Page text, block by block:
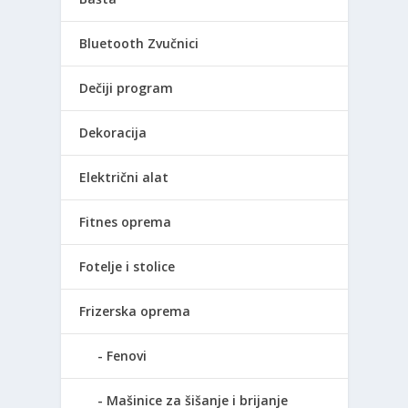
Bluetooth Zvučnici
Dečiji program
Dekoracija
Električni alat
Fitnes oprema
Fotelje i stolice
Frizerska oprema
Fenovi
Mašinice za šišanje i brijanje